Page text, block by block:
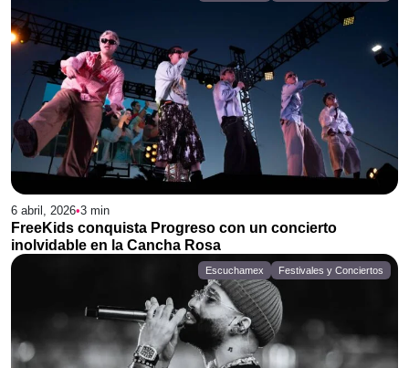
6 abril, 2026•3 min
FreeKids conquista Progreso con un concierto
inolvidable en la Cancha Rosa
Escuchamex Festivales y Conciertos